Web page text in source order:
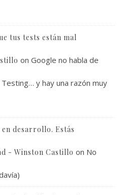
tus tests están mal
on Google no habla de
y hay una razón muy
desarrollo. Estás
- Winston Castillo on No